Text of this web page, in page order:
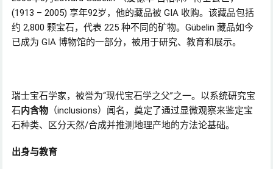
(1913 – 2005) 享年92岁，他的藏品被 GIA 收购。该藏品包括
约 2,800 颗宝石，代表 225 种不同的矿物。Gübelin 藏品如今
已成为 GIA 博物馆的一部分，被用于研究、教育和展示。
瑞士宝石学家，被誉为“现代宝石学之父”之一。以系统研究宝
石内含物 （inclusions）闻名，奠定了通过显微观察来鉴定宝
石种类、区分天然/合成并推测地理产地的方法论基础。
出身与教育